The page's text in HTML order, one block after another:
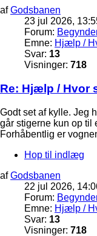
afGodsbanen
23 jul 2026,
Forum:
Emne: Hjælp /
Svar: 13
Visninger: 718
Re: Hjælp / Hvor
Godt set af kylle. Jeg
går stigerne kun op til
Forhåbentlig er
Hop til indlæg
afGodsbanen
22 jul 2026,
Forum:
Emne: Hjælp /
Svar: 13
Visninger: 718